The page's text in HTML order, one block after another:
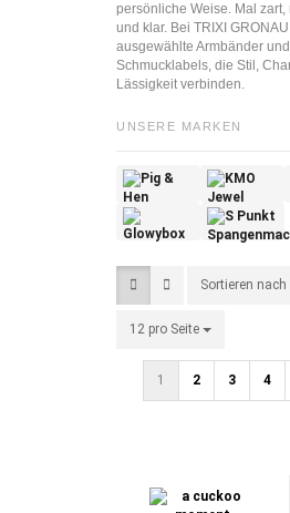
persönliche Weise. Mal
und klar. Bei TRIXI
ausgewählte Armbänder
Schmucklabels, die Stil,
Lässigkeit verbinden.
UNSERE MARKEN
Sortieren nach
Sortieren nach
12 pro Seite
pro Seite
1 2 3 4